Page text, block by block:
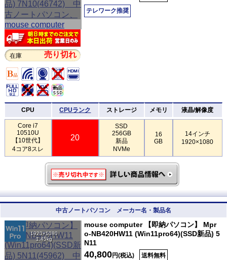
在庫 売り切れ
テレワーク推奨
CPU CPUランク ストレージ メモリ 液晶/解像度
Core i7
10510U
【10世代】
4コア8スレ
20
SSD
256GB
新品
NVMe
16
GB
14インチ
1920×1080
中古ノートパソコン メーカー名・製品名
1920×1080
1.45kg
mouse computer 【即納パソコン】 Mpr
o-NB420HW11 (Win11pro64)(SSD新品) 5
N11
40,800円(税込) 送料無料